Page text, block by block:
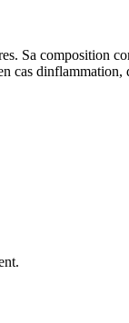
Sa composition
cas